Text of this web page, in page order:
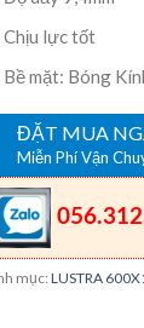
Chịu lực tốt
Bề mặt: Bóng
ĐẶT MUA
Miễn Phí Vận
mục: LUSTRA